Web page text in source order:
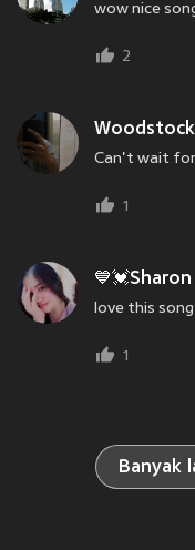
wow nice
2
Can't wait
1
love this song
1
Banyak